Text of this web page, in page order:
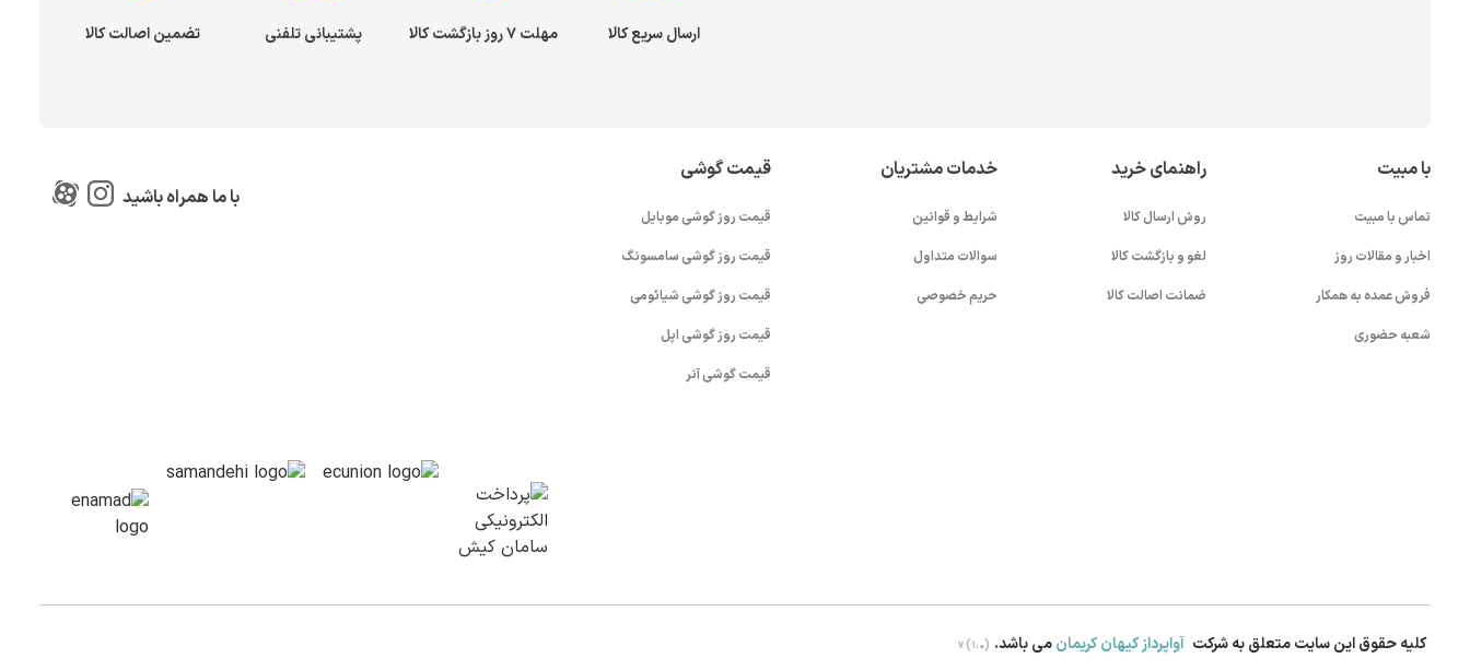
ارسال سریع کالا مهلت ۷ روز بازگشت کالا پشتیبانی تلفنی تضمین اصالت کالا
با مبیت
تماس با مبیت
اخبار و مقالات روز
فروش عمده به همکار
شعبه حضوری
راهنمای خرید
روش ارسال کالا
لغو و بازگشت کالا
ضمانت اصالت کالا
خدمات مشتریان
شرایط و قوانین
سوالات متداول
حریم خصوصی
قیمت گوشی
قیمت روز گوشی موبایل
قیمت روز گوشی سامسونگ
قیمت روز گوشی شیائومی
قیمت روز گوشی اپل
قیمت گوشی آنر
با ما همراه باشید
کلیه حقوق این سایت متعلق به شرکت آواپرداز کیهان کریمانمی باشد. v (1.0)